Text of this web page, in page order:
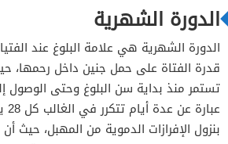
الدورة الشهرية
الدورة الشهرية هي علامة البلوغ عند
قدرة الفتاة على حمل جنين داخل رحمها،
تستمر منذ بداية سن البلوغ وحتى
بنزول الإفرازات الدموية من المهبل، حيث